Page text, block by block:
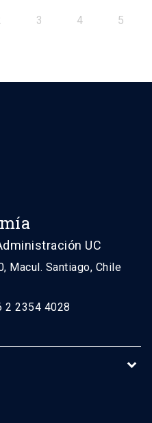
3 4 5
UC
Macul. Santiago, Chile
2 2354 4028